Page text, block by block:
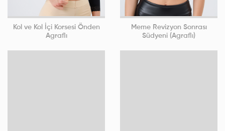
Kol ve Kol İçi Korsesi Önden
Agraflı
Meme Revizyon Sonrası
Südyeni (Agraflı)